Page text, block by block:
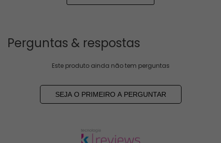
Perguntas & respostas
Este produto ainda não tem perguntas
SEJA O PRIMEIRO A PERGUNTAR